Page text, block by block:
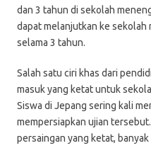
dan 3 tahun di sekolah
dapat melanjutkan ke sekolah
selama 3 tahun.
Salah satu ciri khas dari
masuk yang ketat untuk
Siswa di Jepang sering kali
mempersiapkan ujian
persaingan yang ketat,